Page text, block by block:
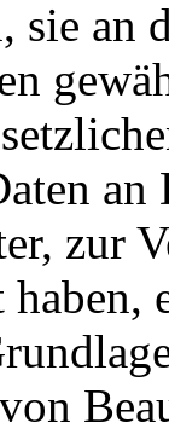
sie an
an
zur